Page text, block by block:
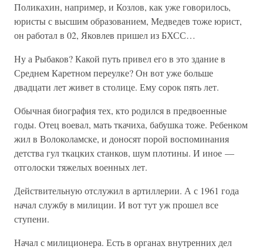
Поликахин, например, и Козлов, как уже говорилось,
юристы с высшим образованием, Медведев тоже юрист,
он работал в 02, Яковлев пришел из БХСС…
Ну а Рыбаков? Какой путь привел его в это здание в
Среднем Каретном переулке? Он вот уже больше
двадцати лет живет в столице. Ему сорок пять лет.
Обычная биография тех, кто родился в предвоенные
годы. Отец воевал, мать ткачиха, бабушка тоже. Ребенком
жил в Волоколамске, и доносят порой воспоминания
детства гул ткацких станков, шум плотины. И иное —
отголоски тяжелых военных лет.
Действительную отслужил в артиллерии. А с 1961 года
начал службу в милиции. И вот тут уж прошел все
ступени.
Начал с милиционера. Есть в органах внутренних дел